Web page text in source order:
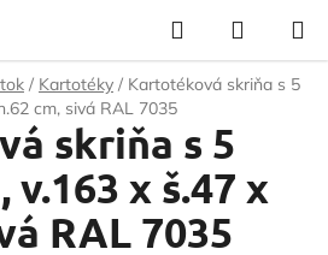
Hľadať
KOŠÍK
/ Kartotéky / Kartotéková skriňa s 5
cm, sivá RAL 7035
skriňa s 5
v.163 x š.47 x
RAL 7035